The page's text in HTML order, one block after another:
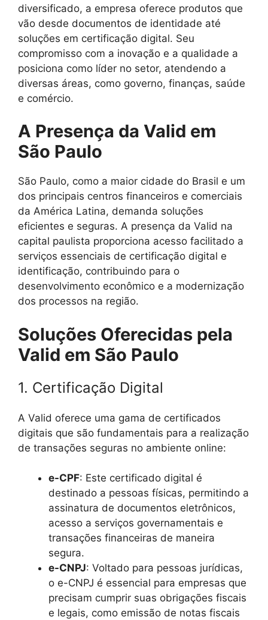
diversificado, a empresa oferece produtos que
vão desde documentos de identidade até
soluções em certificação digital. Seu
compromisso com a inovação e a qualidade a
posiciona como líder no setor, atendendo a
diversas áreas, como governo, finanças, saúde
e comércio.
A Presença da Valid em
São Paulo
São Paulo, como a maior cidade do Brasil e um
dos principais centros financeiros e comerciais
da América Latina, demanda soluções
eficientes e seguras. A presença da Valid na
capital paulista proporciona acesso facilitado a
serviços essenciais de certificação digital e
identificação, contribuindo para o
desenvolvimento econômico e a modernização
dos processos na região.
Soluções Oferecidas pela
Valid em São Paulo
1. Certificação Digital
A Valid oferece uma gama de certificados
digitais que são fundamentais para a realização
de transações seguras no ambiente online:
e-CPF: Este certificado digital é
destinado a pessoas físicas, permitindo a
assinatura de documentos eletrônicos,
acesso a serviços governamentais e
transações financeiras de maneira
segura.
e-CNPJ: Voltado para pessoas jurídicas,
o e-CNPJ é essencial para empresas que
precisam cumprir suas obrigações fiscais
e legais, como emissão de notas fiscais